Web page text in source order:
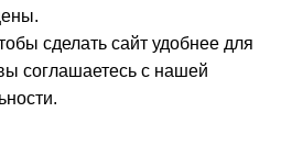
сделать сайт удобнее для
соглашаетесь с нашей